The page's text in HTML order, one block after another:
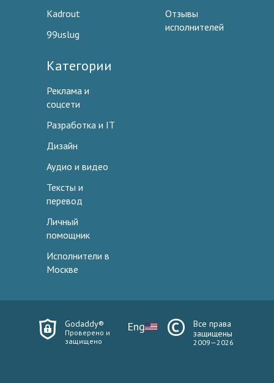
Kadrout
99uslug
Отзывы
исполнителей
Категории
Реклама и
соцсети
Разработка и IT
Дизайн
Аудио и видео
Тексты и
перевод
Личный
помощник
Исполнители в
Москве
Godaddy®
Проверено и
защищено
Eng
Все права
защищены
2009—2026